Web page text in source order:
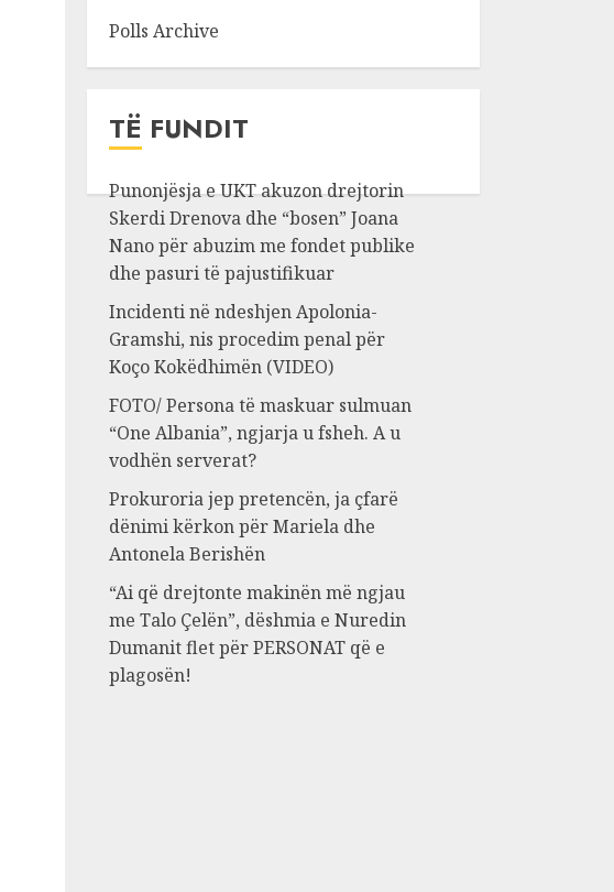
Polls Archive
TË FUNDIT
Punonjësja e UKT akuzon drejtorin
Skerdi Drenova dhe “bosen” Joana
Nano për abuzim me fondet publike
dhe pasuri të pajustifikuar
Incidenti në ndeshjen Apolonia-
Gramshi, nis procedim penal për
Koço Kokëdhimën (VIDEO)
FOTO/ Persona të maskuar sulmuan
“One Albania”, ngjarja u fsheh. A u
vodhën serverat?
Prokuroria jep pretencën, ja çfarë
dënimi kërkon për Mariela dhe
Antonela Berishën
“Ai që drejtonte makinën më ngjau
me Talo Çelën”, dëshmia e Nuredin
Dumanit flet për PERSONAT që e
plagosën!